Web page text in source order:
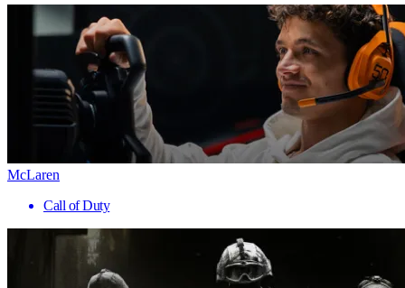
McLaren
Call of Duty